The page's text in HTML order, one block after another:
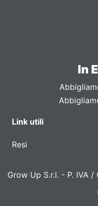
In
Link utili
Resi
Grow Up S.r.l. - P. IVA